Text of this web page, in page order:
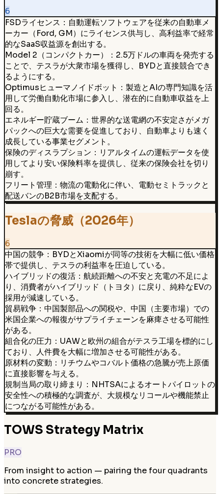
6
FSDライセンス：自動運転ソフトウェアを従来の自動車メ
ーカー（Ford, GM）にライセンス供与し、高利益率で経常
的なSaaS収益源を創出する。
Model 2（コンパクトカー）：2.5万ドルの車両を発売する
ことで、テスラが大衆市場を獲得し、BYDと直接競合でき
るようにする。
Optimusヒューマノイドボット：製造とAIの専門知識を活
用して労働自動化市場に参入し、潜在的に自動車収益を上
回る。
エネルギー貯蔵ブーム：世界的な送電網の不安定さがメガ
パックへの巨大な需要を促進しており、自動車よりも速く
成長している事業セグメント。
保険のディスラプション：リアルタイムの運転データを使
用してより安い保険料率を提供し、従来の保険会社を切り
崩す。
フリート管理：物流の電動化に伴い、電動セミトラックと
配送バンのB2B市場を支配する。
Teslaの脅威（2026年）
6
中国の競争：BYDとXiaomiが同等の技術を大幅に低い価格
帯で提供し、テスラの利益率を圧迫している。
ハイブリッドの復活：航続距離への不安と充電の不足によ
り、消費者がハイブリッド（トヨタ）に戻り、純粋なEVの
採用が減速している。
貿易戦争：中国製部品への関税や、中国（主要市場）での
米国企業への報復がサプライチェーンを麻痺させる可能性
がある。
組合化の圧力：UAWと欧州の組合がテスラ工場を標的にし
ており、人件費を大幅に増加させる可能性がある。
原材料の変動：リチウムやコバルト価格の急騰が売上原価
に直接影響を与える。
規制当局の取り締まり：NHTSAによるオートパイロットの
安全性への積極的な調査が、大規模なリコールや機能禁止
につながる可能性がある。
TOWS Strategy Matrix
PRO
From insight to action — pairing the four quadrants
into concrete strategies.